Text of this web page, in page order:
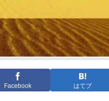
Facebook はてブ